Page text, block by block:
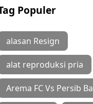
Populer
alasan Resign
alat reproduksi pria
Arema FC Vs Persib